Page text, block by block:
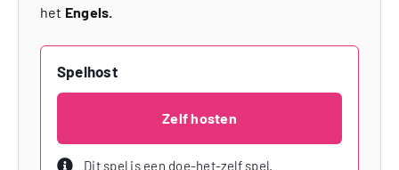
het Engels.
Spelhost
Zelf hosten
Dit spel is een doe-het-zelf spel.